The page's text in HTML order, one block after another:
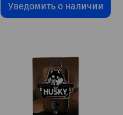
Уведомить о наличии